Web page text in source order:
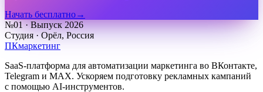
Начать бесплатно→
№01 · Выпуск 2026
Студия · Орёл, Россия
ПКмаркетинг
SaaS-платформа для автоматизации маркетинга во ВКонтакте,
Telegram и MAX. Ускоряем подготовку рекламных кампаний
с помощью AI-инструментов.